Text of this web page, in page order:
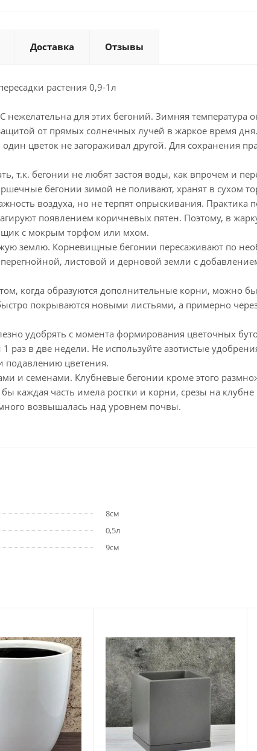
Доставка Отзывы
растения 0,9-1л
нежелательна для этих бегоний. Зимняя температура
от прямых солнечных лучей в жаркое время
цветок не загораживал другой. Для сохранения
т.к. бегонии не любят застоя воды, как впрочем и
бегонии зимой не поливают, хранят в сухом
воздуха, но не терпят опрыскивания. Практика
появлением коричневых пятен. Поэтому, в
с мокрым торфом или мхом.
землю. Корневищные бегонии пересаживают по
перегнойной, листовой и дерновой земли с
когда образуются дополнительные корни, можно
покрываются новыми листьями, а примерно
удобрять с момента формирования цветочных
раз в две недели. Не используйте азотистые
подавлению цветения.
и семенами. Клубневые бегонии кроме этого
каждая часть имела ростки и корни, срезы на
возвышалась над уровнем почвы.
8см
0,5л
9см